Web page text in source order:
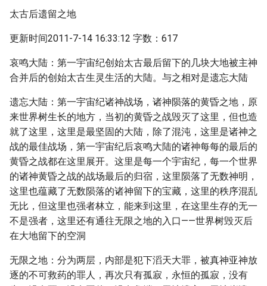
太古后遗留之地
更新时间2011-7-14 16:33:12 字数：617
哀鸣大陆：第一宇宙纪创始太古最后留下的几块大地被主神
合并后的创始太古生灵生活的大陆。与之相对是遗忘大陆
遗忘大陆：第一宇宙纪诸神战场，诸神陨落的黄昏之地，原
来世界树生长的地方，当初的黄昏之战毁灭了这里，但也造
就了这里，这里是最坚固的大陆，除了混沌，这里是诸神之
战的最佳战场，第一宇宙纪后哀鸣大陆的诸神每每的最后的
黄昏之战都在这里展开。这里是每一个宇宙纪，每一个世界
的诸神黄昏之战的战场最后的归宿，这里陨落了无数神明，
这里也蕴藏了无数陨落的诸神留下的宝藏，这里的秩序混乱
无比，但这里也强者林立，能来到这里，在这里生存的无一
不是强者，这里还有通往无限之地的入口——世界树毁灭后
在大地留下的空洞
无限之地：分为两层，内部是犯下滔天大罪，被真神亚神放
逐的不可救药的罪人，再次只有孤寂，永恒的孤寂，没有